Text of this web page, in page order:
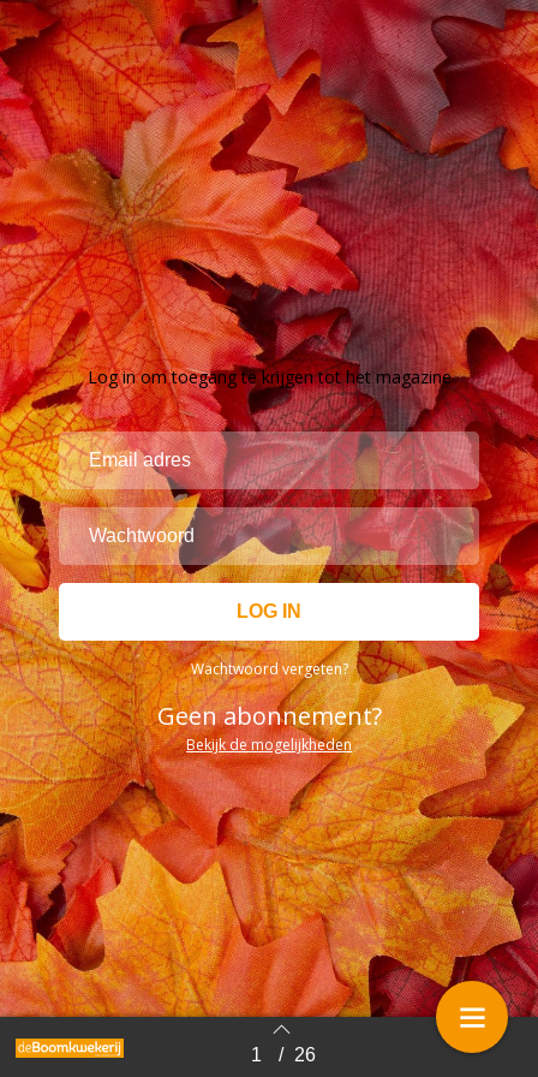
Log in om toegang te krijgen tot het magazine
Wachtwoord vergeten?
Geen abonnement?
Bekijk de mogelijkheden
Terug naar overzicht 1 / 26